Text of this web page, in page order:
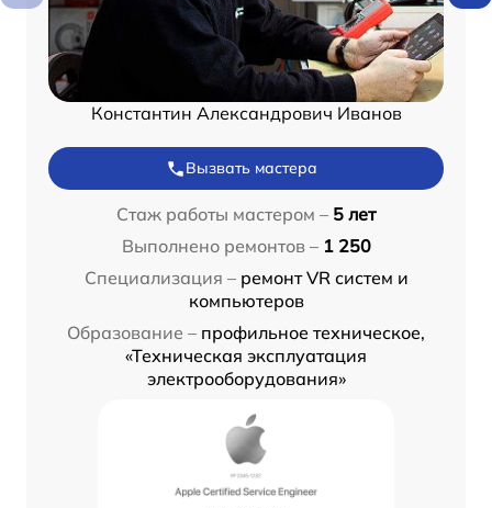
Константин Александрович Иванов
Вызвать мастера
Стаж работы мастером – 5 лет
Выполнено ремонтов – 1 250
Специализация – ремонт VR систем и
компьютеров
Образование – профильное техническое,
«Техническая эксплуатация
электрооборудования»